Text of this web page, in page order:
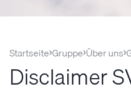
Startseite Gruppe Über uns
Disclaimer